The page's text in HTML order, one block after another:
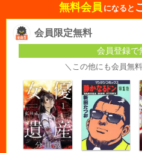
無料会員 になると
会員限定無料
会員登録で
＼この他にも会員無